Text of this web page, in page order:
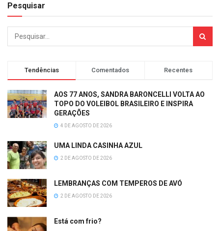
Pesquisar
Tendências Comentados Recentes
AOS 77 ANOS, SANDRA BARONCELLI VOLTA AO
TOPO DO VOLEIBOL BRASILEIRO E INSPIRA
GERAÇÕES
4 DE AGOSTO DE 2026
UMA LINDA CASINHA AZUL
2 DE AGOSTO DE 2026
LEMBRANÇAS COM TEMPEROS DE AVÓ
2 DE AGOSTO DE 2026
Está com frio?